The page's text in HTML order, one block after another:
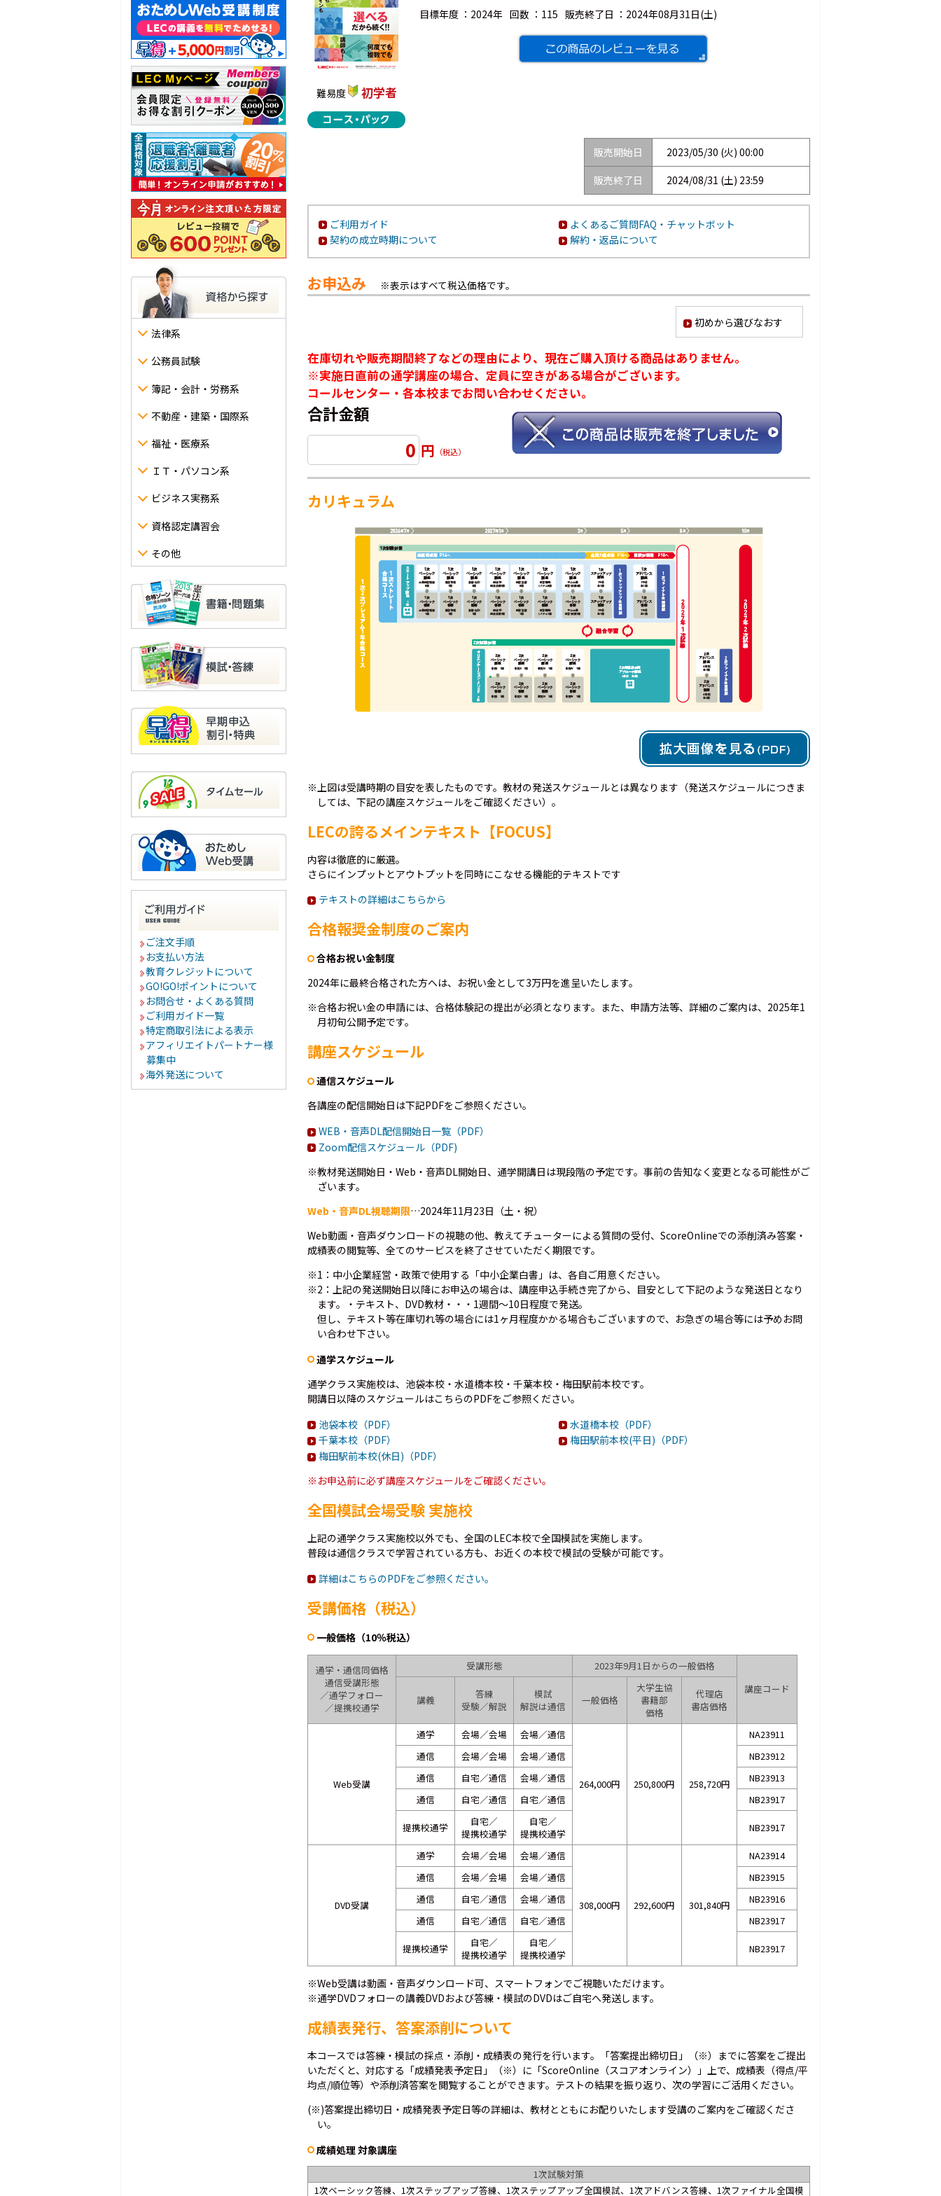
法律系
公務員試験
簿記・会計・労務系
不動産・建築・国際系
福祉・医療系
ＩＴ・パソコン系
ビジネス実務系
資格認定講習会
その他
ご注文手順
お支払い方法
教育クレジットについて
GO!GO!ポイントについて
お問合せ・よくある質問
ご利用ガイド一覧
特定商取引法による表示
アフィリエイトパートナー様
募集中
海外発送について
難易度 初学者
目標年度 ： 2024年 回数 ： 115 販売終了日 ： 2024年08月31日(土)
販売開始日
2023/05/30 (火) 00:00
販売終了日
2024/08/31 (土) 23:59
ご利用ガイド
よくあるご質問FAQ・チャットボット
契約の成立時期について
解約・返品について
お申込み ※表示はすべて税込価格です。
初めから選びなおす
在庫切れや販売期間終了などの理由により、現在ご購入頂ける商品はありません。
※実施日直前の通学講座の場合、定員に空きがある場合がございます。
コールセンター・各本校までお問い合わせください。
合計金額
0 円 （税込）
カリキュラム
※上図は受講時期の目安を表したものです。教材の発送スケジュールとは異なります（発送スケジュールにつきま
しては、下記の講座スケジュールをご確認ください）。
LECの誇るメインテキスト【FOCUS】
内容は徹底的に厳選。
さらにインプットとアウトプットを同時にこなせる機能的テキストです
テキストの詳細はこちらから
合格報奨金制度のご案内
合格お祝い金制度
2024年に最終合格された方へは、お祝い金として3万円を進呈いたします。
※合格お祝い金の申請には、合格体験記の提出が必須となります。また、申請方法等、詳細のご案内は、2025年1
月初旬公開予定です。
講座スケジュール
通信スケジュール
各講座の配信開始日は下記PDFをご参照ください。
WEB・音声DL配信開始日一覧（PDF）
Zoom配信スケジュール（PDF)
※教材発送開始日・Web・音声DL開始日、通学開講日は現段階の予定です。事前の告知なく変更となる可能性がご
ざいます。
Web・音声DL視聴期限…2024年11月23日（土・祝）
Web動画・音声ダウンロードの視聴の他、教えてチューターによる質問の受付、ScoreOnlineでの添削済み答案・
成績表の閲覧等、全てのサービスを終了させていただく期限です。
※1：中小企業経営・政策で使用する「中小企業白書」は、各自ご用意ください。
※2：上記の発送開始日以降にお申込の場合は、講座申込手続き完了から、目安として下記のような発送日となり
ます。・テキスト、DVD教材・・・1週間～10日程度で発送。
但し、テキスト等在庫切れ等の場合には1ヶ月程度かかる場合もございますので、お急ぎの場合等には予めお問
い合わせ下さい。
通学スケジュール
通学クラス実施校は、池袋本校・水道橋本校・千葉本校・梅田駅前本校です。
開講日以降のスケジュールはこちらのPDFをご参照ください。
池袋本校（PDF）
水道橋本校（PDF）
千葉本校（PDF）
梅田駅前本校(平日)（PDF）
梅田駅前本校(休日)（PDF）
※お申込前に必ず講座スケジュールをご確認ください。
全国模試会場受験 実施校
上記の通学クラス実施校以外でも、全国のLEC本校で全国模試を実施します。
普段は通信クラスで学習されている方も、お近くの本校で模試の受験が可能です。
詳細はこちらのPDFをご参照ください。
受講価格（税込）
一般価格（10％税込）
通学・通信同価格
通信受講形態
／通学フォロー
／提携校通学
受講形態
2023年9月1日からの一般価格
講座コード
講義
答練
受験／解説
模試
解説は通信
一般価格
大学生協
書籍部
価格
代理店
書店価格
Web受講
通学 会場／会場 会場／通信
264,000円 250,800円 258,720円
NA23911
通信
会場／会場 会場／通信
NB23912
通信
自宅／通信 会場／通信
NB23913
通信
自宅／通信 自宅／通信 NB23917
提携校通学
自宅／
提携校通学
自宅／
提携校通学
NB23917
DVD受講
通学 会場／会場 会場／通信
308,000円 292,600円 301,840円
NA23914
通信
会場／会場 会場／通信
NB23915
通信
自宅／通信 会場／通信
NB23916
通信
自宅／通信 自宅／通信 NB23917
提携校通学
自宅／
提携校通学
自宅／
提携校通学
NB23917
※Web受講は動画・音声ダウンロード可、スマートフォンでご視聴いただけます。
※通学DVDフォローの講義DVDおよび答練・模試のDVDはご自宅へ発送します。
成績表発行、答案添削について
本コースでは答練・模試の採点・添削・成績表の発行を行います。「答案提出締切日」（※）までに答案をご提出
いただくと、対応する「成績発表予定日」（※）に「ScoreOnline（スコアオンライン）」上で、成績表（得点/平
均点/順位等）や添削済答案を閲覧することができます。テストの結果を振り返り、次の学習にご活用ください。
(※)答案提出締切日・成績発表予定日等の詳細は、教材とともにお配りいたします受講のご案内をご確認くださ
い。
成績処理 対象講座
1次試験対策
1次ベーシック答練、1次ステップアップ答練、1次ステップアップ全国模試、1次アドバンス答練、1次ファイナル全国模